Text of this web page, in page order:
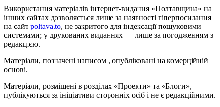
Використання матеріалів інтернет-видання «Полтавщина» на
інших сайтах дозволяється лише за наявності гіперпосилання
на сайт poltava.to, не закритого для індексації пошуковими
системами; у друкованих виданнях — лише за погодженням з
редакцією.
Матеріали, позначені написом , опубліковані на комерційній
основі.
Матеріали, розміщені в розділах «Проекти» та «Блоги»,
публікуються за ініціативи сторонніх осіб і не є редакційними.